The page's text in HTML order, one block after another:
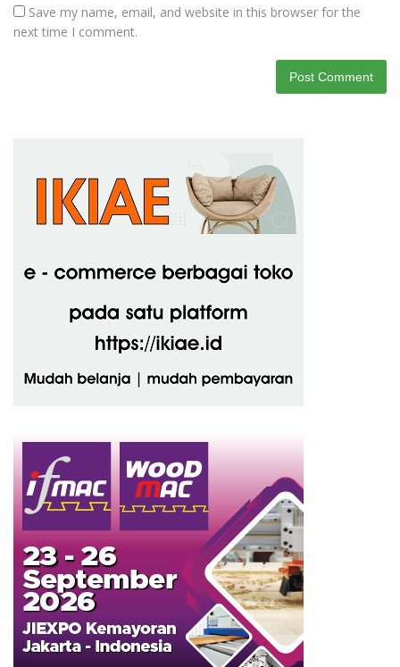
Save my name, email, and website in this browser for the
next time I comment.